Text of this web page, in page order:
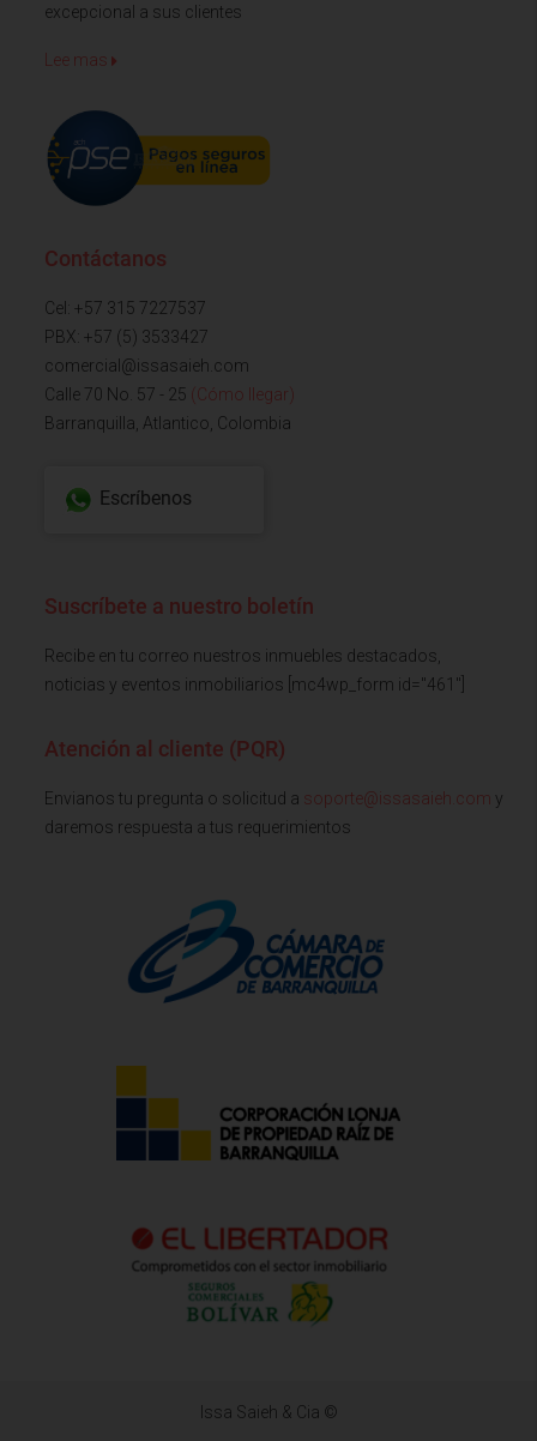
excepcional a sus clientes
Lee mas
Contáctanos
Cel: +57 315 7227537
PBX: +57 (5) 3533427
comercial@issasaieh.com
Calle 70 No. 57 - 25 (Cómo llegar)
Barranquilla, Atlantico, Colombia
Escríbenos
Suscríbete a nuestro boletín
Recibe en tu correo nuestros inmuebles destacados,
noticias y eventos inmobiliarios [mc4wp_form id="461"]
Atención al cliente (PQR)
Envianos tu pregunta o solicitud a soporte@issasaieh.com y
daremos respuesta a tus requerimientos
Issa Saieh & Cia ©